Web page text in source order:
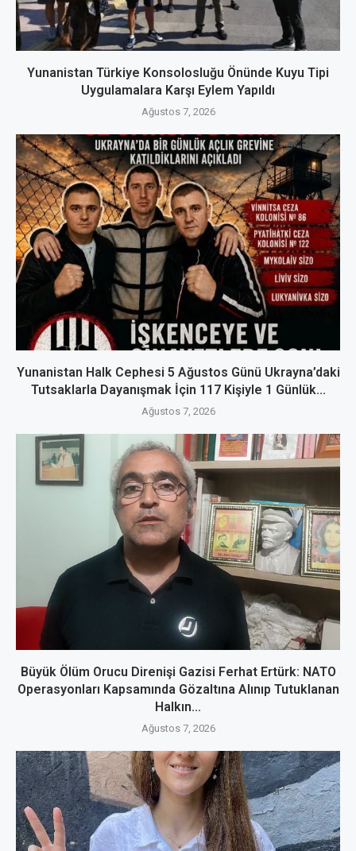
Yunanistan Türkiye Konsolosluğu Önünde Kuyu Tipi
Uygulamalara Karşı Eylem Yapıldı
Ağustos 7, 2026
Yunanistan Halk Cephesi 5 Ağustos Günü Ukrayna’daki
Tutsaklarla Dayanışmak İçin 117 Kişiyle 1 Günlük...
Ağustos 7, 2026
Büyük Ölüm Orucu Direnişi Gazisi Ferhat Ertürk: NATO
Operasyonları Kapsamında Gözaltına Alınıp Tutuklanan
Halkın...
Ağustos 7, 2026